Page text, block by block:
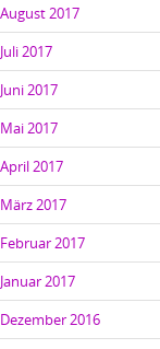
August 2017
Juli 2017
Juni 2017
Mai 2017
April 2017
März 2017
Februar 2017
Januar 2017
Dezember 2016